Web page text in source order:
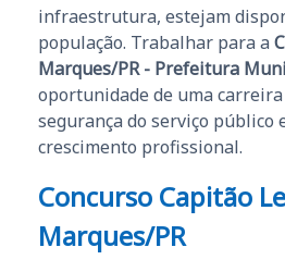
infraestrutura, estejam
população. Trabalhar para a
Marques/PR - Prefeitura
oportunidade de uma carreira
segurança do serviço público
crescimento profissional.
Concurso Capitão
Marques/PR